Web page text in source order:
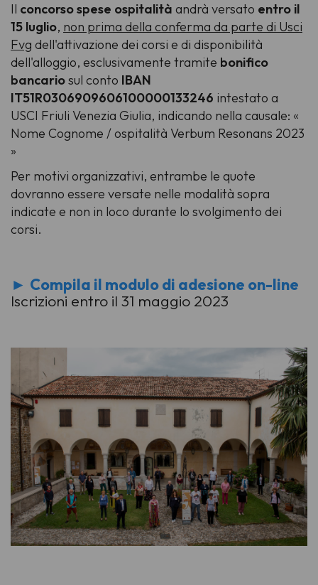
Il concorso spese ospitalità andrà versato entro il
15 luglio, non prima della conferma da parte di Usci
Fvg dell'attivazione dei corsi e di disponibilità
dell'alloggio, esclusivamente tramite bonifico
bancariosul conto IBAN
IT51R0306909606100000133246 intestato a
USCI Friuli Venezia Giulia, indicando nella causale: «
Nome Cognome / ospitalità Verbum Resonans 2023
»
Per motivi organizzativi, entrambe le quote
dovranno essere versate nelle modalità sopra
indicate e non in loco durante lo svolgimento dei
corsi.
► Compila il modulo di adesione on-line
Iscrizioni entro il 31 maggio 2023